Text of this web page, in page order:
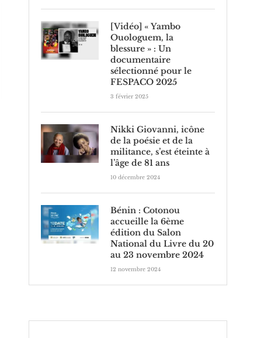
[Vidéo] « Yambo
Ouologuem, la
blessure » : Un
documentaire
sélectionné pour le
FESPACO 2025
3 février 2025
Nikki Giovanni, icône
de la poésie et de la
militance, s’est éteinte à
l’âge de 81 ans
10 décembre 2024
Bénin : Cotonou
accueille la 6ème
édition du Salon
National du Livre du 20
au 23 novembre 2024
12 novembre 2024